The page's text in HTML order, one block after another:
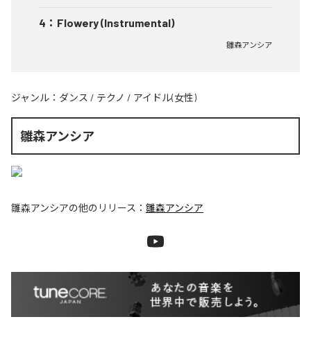
4 ： Flowery (Instrumental)
雛森アンシア
ジャンル： ダンス / テクノ / アイドル(女性)
雛森アンシア
雛森アンシアの他のリリース： 雛森アンシア